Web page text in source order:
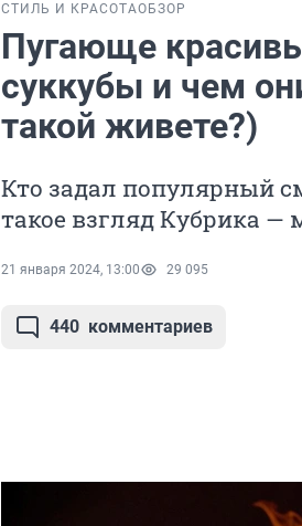
СТИЛЬ И КРАСОТАОБЗОР
Пугающе
суккубы и чем
такой живете?)
Кто задал популярный
такое взгляд Кубрика —
21 января 2024, 13:00 29 095
440 комментариев